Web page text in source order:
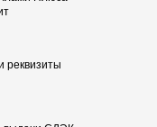
реквизиты